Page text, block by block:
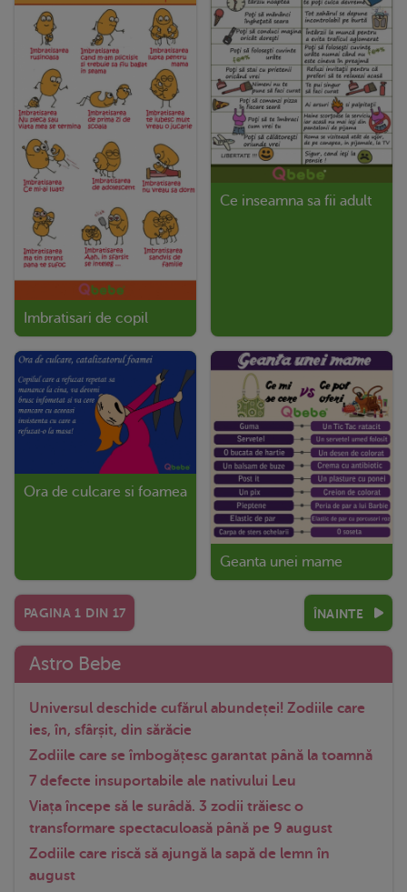
Imbratisari de copil
Ce inseamna sa fii adult
Ora de culcare si foamea
Geanta unei mame
PAGINA 1 DIN 17 ÎNAINTE
Astro Bebe
Universul deschide cufărul abundeței! Zodiile care
ies, în, sfârșit, din sărăcie
Zodiile care se îmbogățesc garantat până la toamnă
7 defecte insuportabile ale nativului Leu
Viața începe să le surâdă. 3 zodii trăiesc o
transformare spectaculoasă până pe 9 august
Zodiile care riscă să ajungă la sapă de lemn în
august